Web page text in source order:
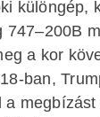
különgép,
747–200B
a kor
ban,
a